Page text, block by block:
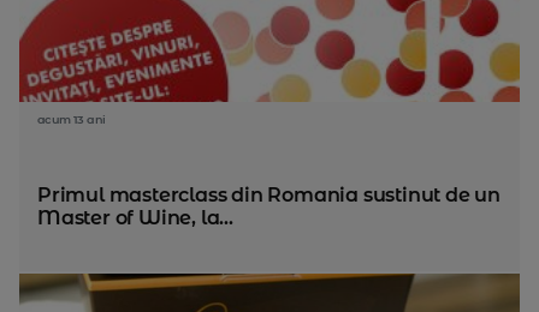
acum 13 ani
Primul masterclass din Romania sustinut de un
Master of Wine, la...